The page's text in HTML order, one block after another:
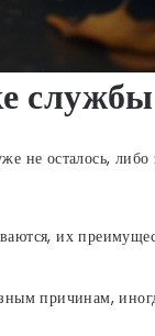
службы
не осталось, либо
их
причинам,